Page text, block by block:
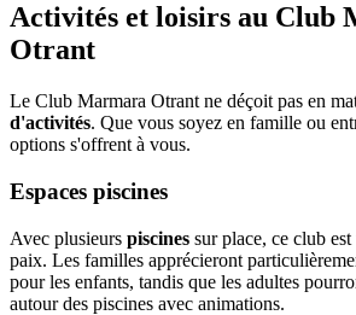
Activités et loisirs au Club
Otrant
Le Club Marmara Otrant ne déçoit pas en
d'activités. Que vous soyez en famille ou
options s'offrent à vous.
Espaces piscines
Avec plusieurs piscines sur place, ce club
paix. Les familles apprécieront
pour les enfants, tandis que les adultes
autour des piscines avec animations.